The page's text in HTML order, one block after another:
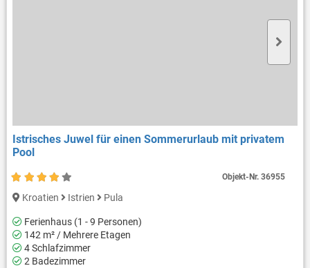
Istrisches Juwel für einen Sommerurlaub mit privatem
Pool
Kroatien Istrien Pula
Ferienhaus (1 - 9 Personen)
142 m² / Mehrere Etagen
4 Schlafzimmer
2 Badezimmer
Objekt-Nr.36955